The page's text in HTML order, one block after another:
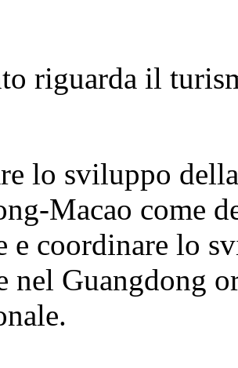
riguarda il
lo sviluppo
Macao come
e coordinare lo
nel Guangdong